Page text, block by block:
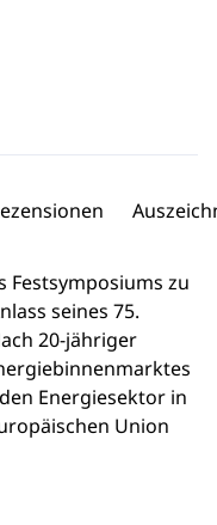
Festsymposiums zu
seines 75.
20-jähriger
Energiesektor in
Union